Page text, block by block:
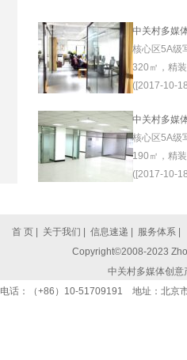
中关村多媒
核心区5A级
320㎡，精
([2017-10-
中关村多媒
核心区5A级
190㎡，精
([2017-10-
首 页 关于我们 信息速递 服务体系
Copyright©2008-2023
中关村多媒体创
电话：（+86）10-51709191 地址：北京